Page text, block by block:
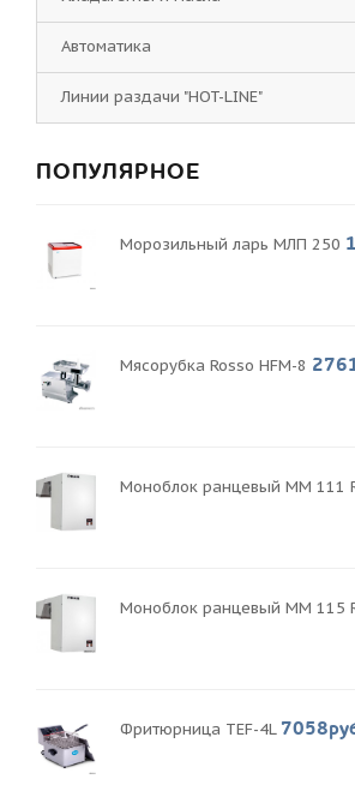
Автоматика
Линии раздачи "HOT-LINE"
ПОПУЛЯРНОЕ
Морозильный ларь МЛП 250
Мясорубка Rosso HFM-8
Моноблок ранцевый MM 111
Моноблок ранцевый MM 115
Фритюрница TEF-4L